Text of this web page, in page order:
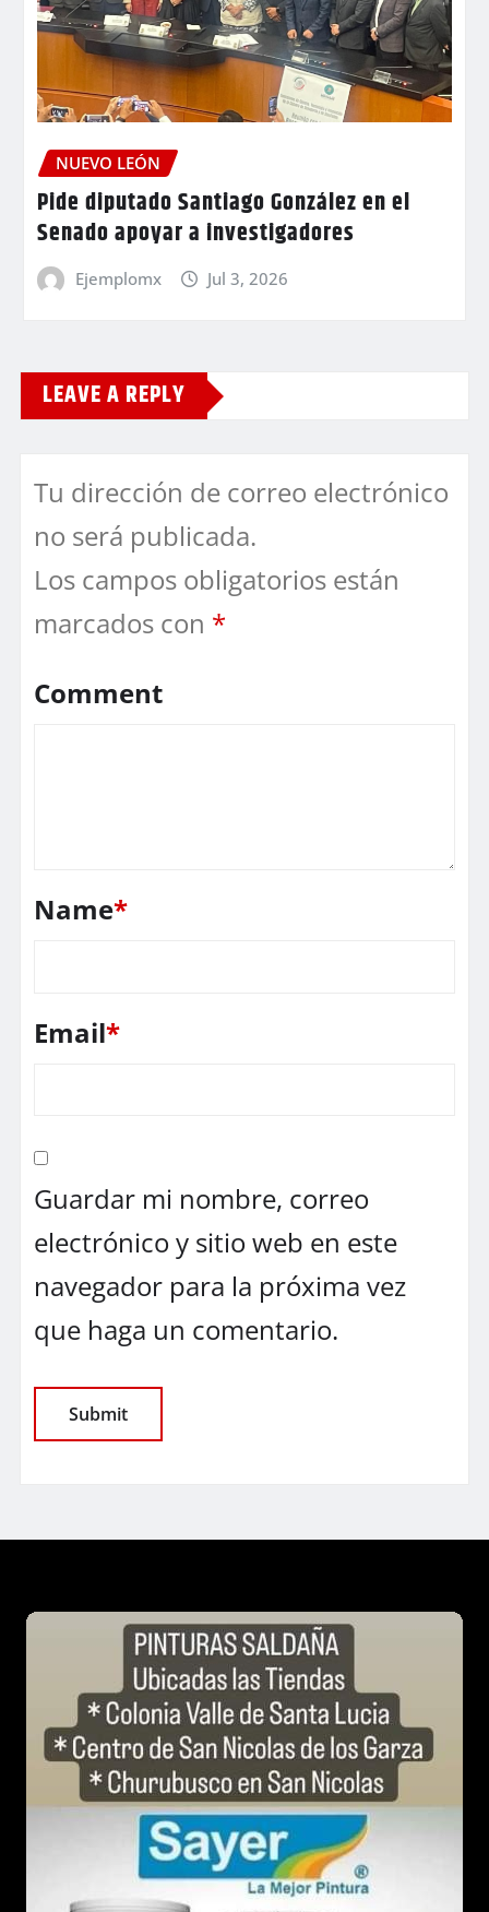
NUEVO LEÓN
Pide diputado Santiago González en el
Senado apoyar a investigadores
Ejemplomx Jul 3, 2026
LEAVE A REPLY
Tu dirección de correo electrónico
no será publicada.
Los campos obligatorios están
marcados con *
Comment
Name*
Email*
Guardar mi nombre, correo
electrónico y sitio web en este
navegador para la próxima vez
que haga un comentario.